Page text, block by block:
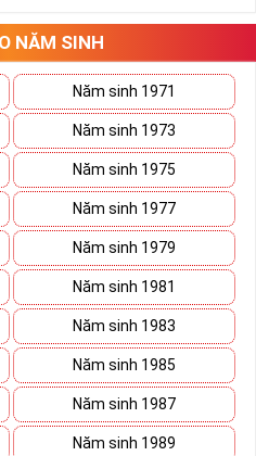
số sim càng giúp cho ý nghĩa
sim Tứ Quý 2 giúp khích lệ tinh
cứ điều gì mà hãy cứ làm thì
đến.
lại là gì?
NĂM SINH
Năm sinh 1971
Năm sinh 1973
Năm sinh 1975
Năm sinh 1977
Năm sinh 1979
Năm sinh 1981
Năm sinh 1983
Năm sinh 1985
Năm sinh 1987
Năm sinh 1989